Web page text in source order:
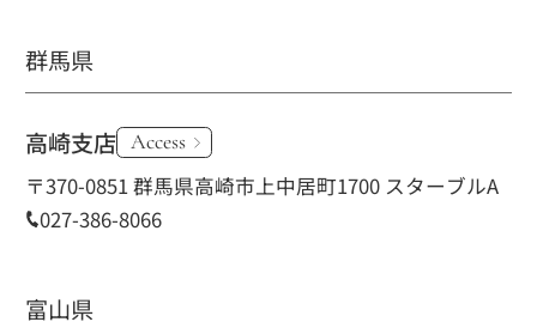
群馬県
高崎支店 Access
〒370-0851 群馬県高崎市上中居町1700 スターブルA
027-386-8066
富山県